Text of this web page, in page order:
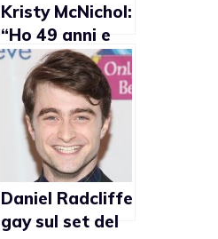
Kristy McNichol:
“Ho 49 anni e
sono lesbica”
Daniel Radcliffe
gay sul set del